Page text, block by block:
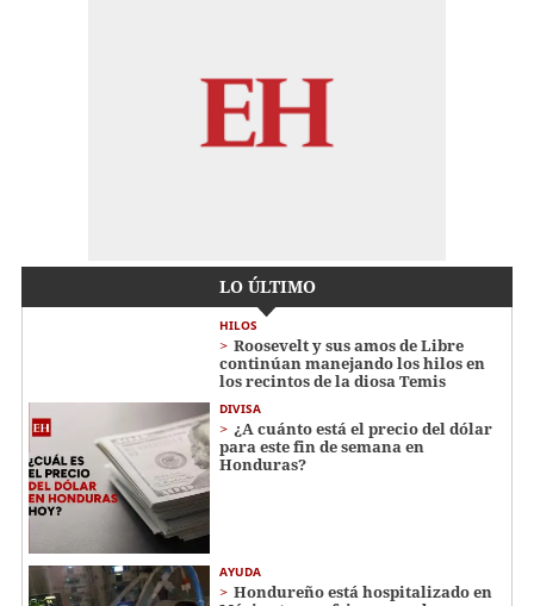
LO ÚLTIMO
HILOS
Roosevelt y sus amos de Libre
continúan manejando los hilos en
los recintos de la diosa Temis
DIVISA
¿A cuánto está el precio del dólar
para este fin de semana en
Honduras?
AYUDA
Hondureño está hospitalizado en